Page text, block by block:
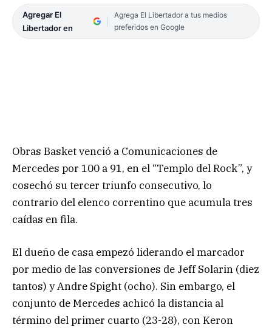
Agregar El
Libertador en
Agrega El Libertador a tus medios
preferidos en Google
Obras Basket venció a Comunicaciones de
Mercedes por 100 a 91, en el “Templo del Rock”, y
cosechó su tercer triunfo consecutivo, lo
contrario del elenco correntino que acumula tres
caídas en fila.
El dueño de casa empezó liderando el marcador
por medio de las conversiones de Jeff Solarin (diez
tantos) y Andre Spight (ocho). Sin embargo, el
conjunto de Mercedes achicó la distancia al
término del primer cuarto (23-28), con Keron